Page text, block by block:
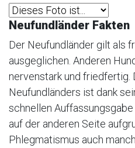
Neufundländer Fakten
Der Neufundländer gilt als
ausgeglichen. Anderen
nervenstark und friedfertig.
Neufundländers ist dank
schnellen
auf der anderen Seite
Phlegmatismus auch